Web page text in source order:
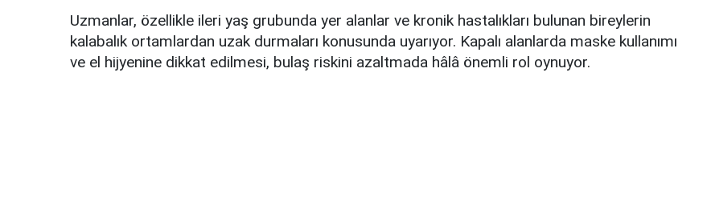
Uzmanlar, özellikle ileri yaş grubunda yer alanlar ve kronik hastalıkları bulunan bireylerin
kalabalık ortamlardan uzak durmaları konusunda uyarıyor. Kapalı alanlarda maske kullanımı
ve el hijyenine dikkat edilmesi, bulaş riskini azaltmada hâlâ önemli rol oynuyor.